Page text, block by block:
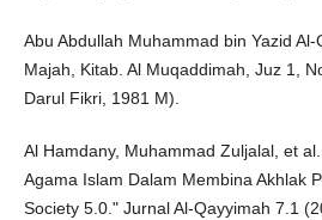
Abu Abdullah Muhammad bin Yazid
Majah, Kitab. Al Muqaddimah, Juz 1,
Darul Fikri, 1981 M).
Al Hamdany, Muhammad Zuljalal, et
Agama Islam Dalam Membina Akhlak
Society 5.0." Jurnal Al-Qayyimah 7.1